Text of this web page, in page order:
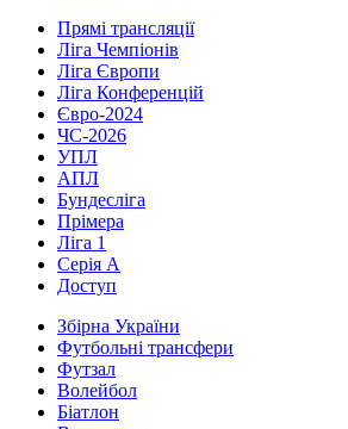
Прямі трансляції
Ліга Чемпіонів
Ліга Європи
Ліга Конференцій
Євро-2024
ЧС-2026
УПЛ
АПЛ
Бундесліга
Прімера
Ліга 1
Серія А
Доступ
Збірна України
Футбольні трансфери
Футзал
Волейбол
Біатлон